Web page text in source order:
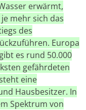
erwärmt,
mehr sich das
des
Europa
es rund 50.000
gefährdeten
eine
Hausbesitzer. In
Spektrum von